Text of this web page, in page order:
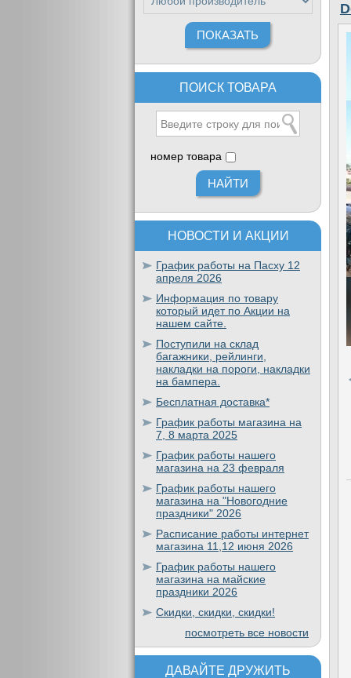
ПОИСК ТОВАРА
номер товара
НОВОСТИ И АКЦИИ
График работы на Пасху 12
апреля 2026
Информация по товару
который идет по Акции на
нашем сайте.
Поступили на склад
багажники, рейлинги,
накладки на пороги, накладки
на бампера.
Бесплатная доставка*
График работы магазина на
7, 8 марта 2025
График работы нашего
магазина на 23 февраля
График работы нашего
магазина на "Новогодние
праздники" 2026
Расписание работы интернет
магазина 11,12 июня 2026
График работы нашего
магазина на майские
праздники 2026
Скидки, скидки, скидки!
посмотреть все новости
ДАВАЙТЕ ДРУЖИТЬ